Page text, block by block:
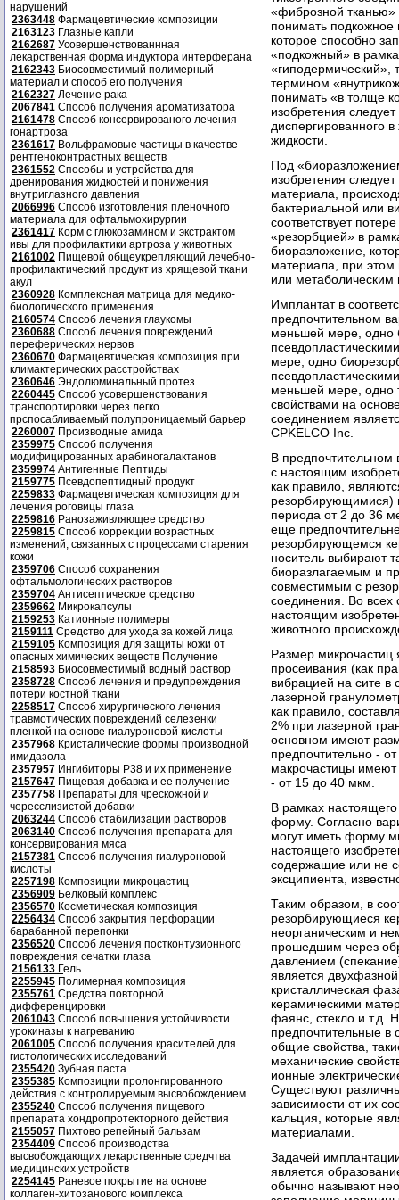
нарушений
2363448 Фармацевтические композиции
2163123 Глазные капли
2162687 Усовершенствованнная
лекарственная форма индуктора интерферана
2162343 Биосовместимый полимерный
материал и способ его получения
2162327 Лечение рака
2067841 Способ получения ароматизатора
2161478 Способ консервированого лечения
гонартроза
2361617 Вольфрамовые частицы в качестве
рентгеноконтрастных веществ
2361552 Способы и устройства для
дренирования жидкостей и понижения
внутриглазного давления
2066996 Способ изготовления пленочного
материала для офтальмохирургии
2361417 Корм с глюкозамином и экстрактом
ивы для профилактики артроза у животных
2161002 Пищевой общеукрепляющий лечебно-
профилактический продукт из хрящевой ткани
акул
2360928 Комплексная матрица для медико-
биологического применения
2160574 Способ лечения глаукомы
2360688 Способ лечения повреждений
переферических нервов
2360670 Фармацевтическая композиция при
климактерических расстройствах
2360646 Эндолюминальный протез
2260445 Способ усовершенствования
транспортировки через легко
прспосабливаемый полупроницаемый барьер
2260007 Производные амида
2359975 Способ получения
модифицированных арабиногалактанов
2359974 Антигенные Пептиды
2159775 Псевдопептидный продукт
2259833 Фармацевтическая композиция для
лечения роговицы глаза
2259816 Ранозаживляющее средство
2259815 Способ коррекции возрастных
изменений, связанных с процессами старения
кожи
2359706 Способ сохранения
офтальмологических растворов
2359704 Антисептическое средство
2359662 Микрокапсулы
2159253 Катионные полимеры
2159111 Средство для ухода за кожей лица
2159105 Композиция для защиты кожи от
опасных химических веществ Получение
2158593 Биосовместимый водный раствор
2358728 Способ лечения и предупреждения
потери костной ткани
2258517 Способ хирургического лечения
травмотических повреждений селезенки
пленкой на основе гиалуроновой кислоты
2357968 Кристалические формы производной
имидазола
2357957 Ингибиторы P38 и их применение
2157647 Пищевая добавка и ее получение
2357758 Препараты для чрескожной и
чересслизистой добавки
2063244 Способ стабилизации растворов
2063140 Способ получения препарата для
консервирования мяса
2157381 Способ получения гиалуроновой
кислоты
2257198 Композиции микроцастиц
2356909 Белковый комплекс
2356570 Косметическая композиция
2256434 Способ закрытия перфорации
барабанной перепонки
2356520 Способ лечения постконтузионного
повреждения сечатки глаза
2156133 Гель
2255945 Полимерная композиция
2355761 Средства повторной
дифференцировки
2061043 Способ повышения устойчивости
урокиназы к нагреванию
2061005 Способ получения красителей для
гистологических исследований
2355420 Зубная паста
2355385 Композиции пролонгированного
действия с контролируемым высвобождением
2355240 Способ получения пищевого
препарата хондропротекторного действия
2155057 Пихтово репейный бальзам
2354409 Способ производства
высвобождающих лекарственные средчтва
медицинских устройств
2254145 Раневое покрытие на основе
коллаген-хитозанового комплекса
«фиброзной тканью»
понимать подкожное
которое способно
«подкожный» в
термином
понимать «в толще
изобретения
диспергированного
жидкости.
Под
изобретения
материала,
бактериальной или
соответствует
«резорбцией» в
биоразложение,
материала, при этом
или метаболическим
Имплантат в
предпочтительном
меньшей мере, одно
мере, одно
меньшей мере, одно
свойствами на
соединением
CPKELCO Inc.
В предпочтительном
с настоящим
как правило,
резорбирующимися)
периода от 2 до 36
еще
резорбирующемся
носитель выбирают
биоразлагаемым и
совместимым с
соединения. Во всех
настоящим
животного
Размер
просеивания (как
вибрацией на сите в
лазерной
как правило,
2% при лазерной
основном имеют
предпочтительно -
макрочастицы
- от 15 до 40 мкм.
В рамках
форму. Согласно
могут иметь форму
настоящего
содержащие или не
эксципиента,
Таким образом, в
резорбирующиеся
неорганическим и
прошедшим через
давлением
является
кристаллическая
керамическими
фаянс, стекло и т.д.
предпочтительные в
общие свойства,
механические
ионные
Существуют
зависимости от их
кальция, которые
материалами.
Задачей
является
обычно называют